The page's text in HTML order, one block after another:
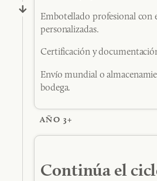
Embotellado profesional con
personalizadas.
Certificación y
Envío mundial o
bodega.
Continúa el
AÑO 3+